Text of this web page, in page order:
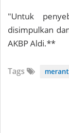
"Untuk
disimpulkan
AKBP Aldi.**
Tags